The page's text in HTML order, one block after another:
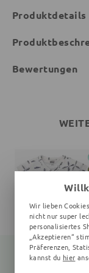
Produktdetails
Bewertungen
Wir lieben
nicht nur super
personalisiertes
„Akzeptieren“
Präferenzen,
kannst du hier